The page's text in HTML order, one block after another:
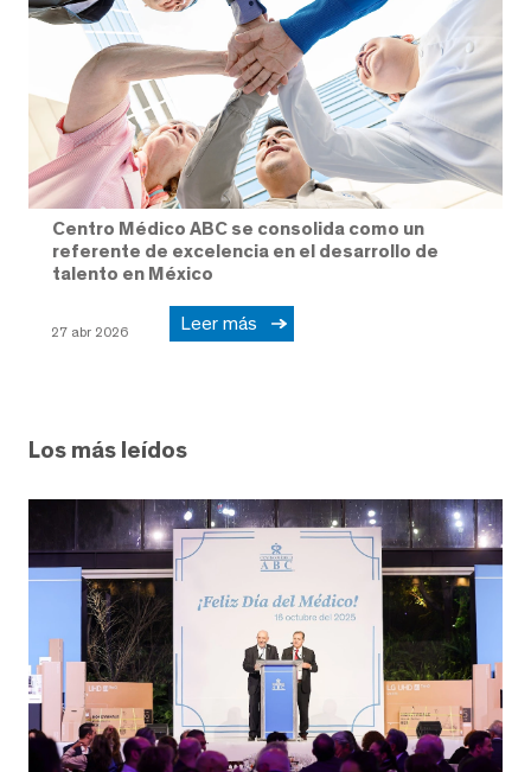
Centro Médico ABC se consolida como un
referente de excelencia en el desarrollo de
talento en México
27 abr 2026 Leer más
Los más leídos